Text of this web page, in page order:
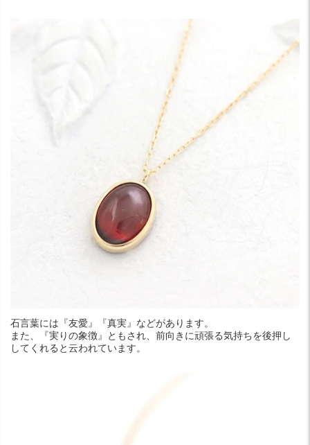
石言葉には『友愛』『真実』などがあります。
また、『実りの象徴』ともされ、前向きに頑張る気持ちを後押し
してくれると云われています。